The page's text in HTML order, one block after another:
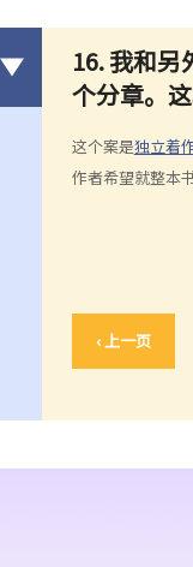
16. 我和
个分章。
这个案是独立着
作者希望就整本
‹ 上一页